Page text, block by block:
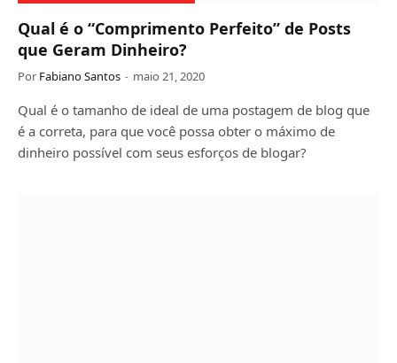
Qual é o “Comprimento Perfeito” de Posts
que Geram Dinheiro?
Por Fabiano Santos maio 21, 2020
Qual é o tamanho de ideal de uma postagem de blog que
é a correta, para que você possa obter o máximo de
dinheiro possível com seus esforços de blogar?